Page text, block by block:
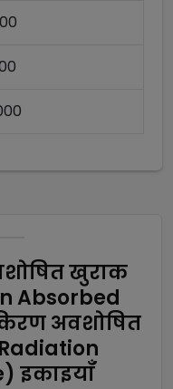
खुराक
Absorbed
अवशोषित
इकाइयाँ